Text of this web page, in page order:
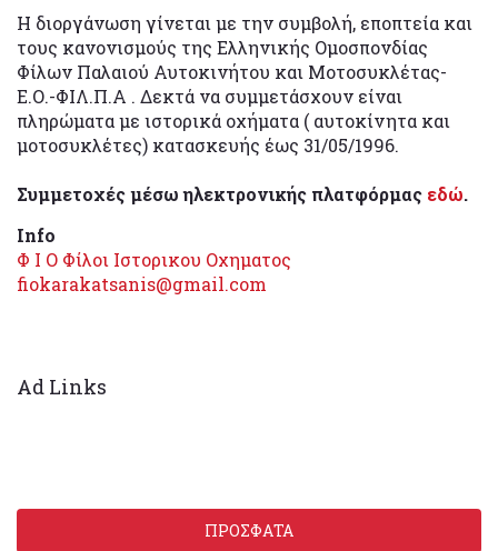
Η διοργάνωση γίνεται με την συμβολή, εποπτεία και
τους κανονισμούς της Ελληνικής Ομοσπονδίας
Φίλων Παλαιού Αυτοκινήτου και Μοτοσυκλέτας-
Ε.Ο.-ΦΙΛ.Π.Α . Δεκτά να συμμετάσχουν είναι
πληρώματα με ιστορικά οχήματα ( αυτοκίνητα και
μοτοσυκλέτες) κατασκευής έως 31/05/1996.
Συμμετοχές μέσω ηλεκτρονικής πλατφόρμας εδώ.
Info
Φ Ι Ο Φίλοι Ιστορικου Οχηματος
fiokarakatsanis@gmail.com
Ad Links
ΠΡΟΣΦΑΤΑ